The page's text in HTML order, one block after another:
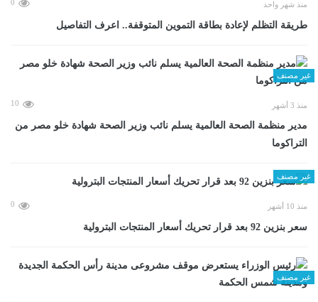
منذ شهر واحد 0
طريقة التظلم لإعادة بطاقة التموين المتوقفة.. اعرف التفاصيل
غير مصنف
منذ 3 أشهر 10
مدير منظمة الصحة العالمية يسلم نائب وزير الصحة شهادة خلو مصر من
التراكوما
غير مصنف
منذ 10 أشهر 0
سعر بنزين 92 بعد قرار تحريك أسعار المنتجات البترولية
غير مصنف